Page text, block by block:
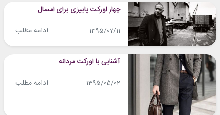
چهار اورکت پاییزی برای امسال
1395/07/11 ادامه مطلب
آشنایی با اورکت مردانه
1395/05/02 ادامه مطلب